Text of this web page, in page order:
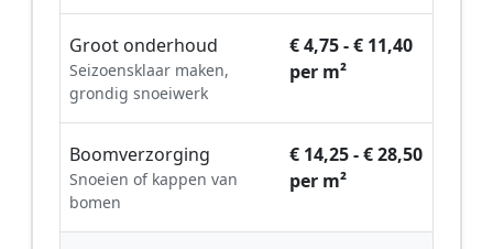
Groot onderhoud
Seizoensklaar maken,
grondig snoeiwerk
€ 4,75 - € 11,40
per m²
Boomverzorging
Snoeien of kappen van
bomen
€ 14,25 - € 28,50
per m²